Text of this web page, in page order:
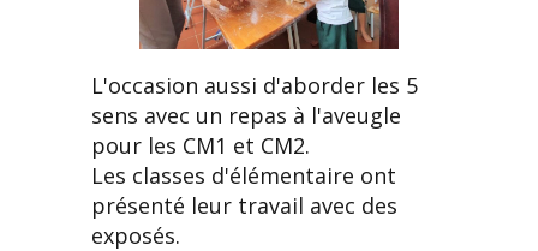
L'occasion aussi d'aborder les 5
sens avec un repas à l'aveugle
pour les CM1 et CM2.
Les classes d'élémentaire ont
présenté leur travail avec des
exposés.